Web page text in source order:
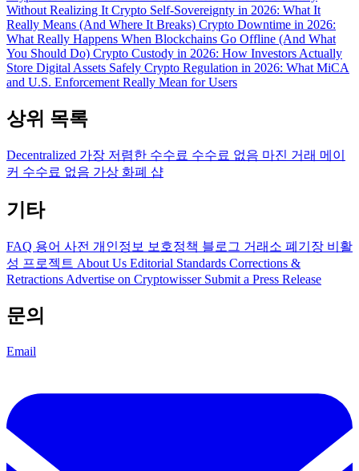
Without Realizing It Crypto Self-Sovereignty in 2026: What It
Really Means (And Where It Breaks) Crypto Downtime in 2026:
What Really Happens When Blockchains Go Offline (And What
You Should Do) Crypto Custody in 2026: How Investors Actually
Store Digital Assets Safely Crypto Regulation in 2026: What MiCA
and U.S. Enforcement Really Mean for Users
상위 목록
Decentralized 가장 저렴한 수수료 수수료 없음 마진 거래 메이
커 수수료 없음 가상 화폐 샵
기타
FAQ 용어 사전 개인정보 보호정책 블로그 거래소 폐기장 비활
성 프로젝트 About Us Editorial Standards Corrections &
Retractions Advertise on Cryptowisser Submit a Press Release
문의
Email